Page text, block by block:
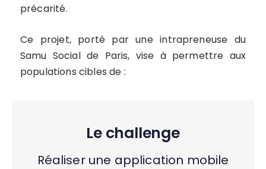
précarité.
Ce projet, porté par une intrapreneuse du
Samu Social de Paris, vise à permettre aux
populations cibles de :
Le challenge
Réaliser une application mobile